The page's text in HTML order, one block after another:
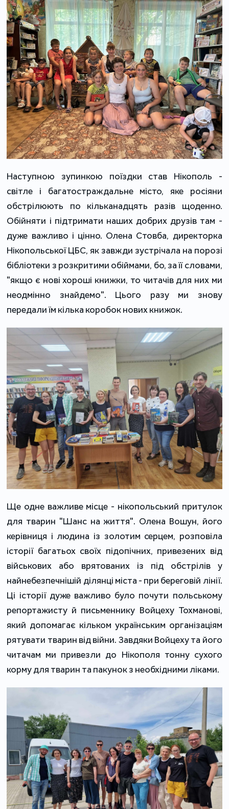
Наступною зупинкою поїздки став Нікополь -
світле і багатостраждальне місто, яке росіяни
обстрілюють по кільканадцять разів щоденно.
Обійняти і підтримати наших добрих друзів там -
дуже важливо і цінно. Олена Стовба, директорка
Нікопольської ЦБС, як завжди зустрічала на порозі
бібліотеки з розкритими обіймами, бо, за її словами,
"якщо є нові хороші книжки, то читачів для них ми
неодмінно знайдемо". Цього разу ми знову
передали їм кілька коробок нових книжок.
Ще одне важливе місце - нікопольський притулок
для тварин "Шанс на життя". Олена Вошун, його
керівниця і людина із золотим серцем, розповіла
історії багатьох своїх підопічних, привезених від
військових або врятованих із під обстрілів у
найнебезпечнішій ділянці міста - при береговій лінії.
Ці історії дуже важливо було почути польському
репортажисту й письменнику Войцеху Тохманові,
який допомагає кільком українським організаціям
рятувати тварин від війни. Завдяки Войцеху та його
читачам ми привезли до Нікополя тонну сухого
корму для тварин та пакунок з необхідними ліками.